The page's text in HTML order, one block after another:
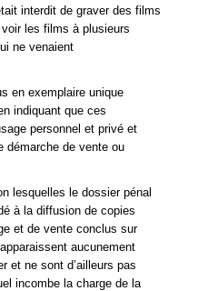
interdit de graver des films
les films à plusieurs
ne venaient
en exemplaire unique
indiquant que ces
personnel et privé et
démarche de vente ou
lesquelles le dossier pénal
à la diffusion de copies
et de vente conclus sur
aucunement
et ne sont d’ailleurs pas
incombe la charge de la